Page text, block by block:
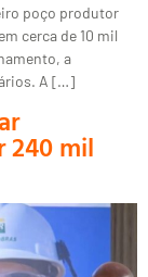
poço produtor
cerca de 10 mil
a
A […]
240 mil